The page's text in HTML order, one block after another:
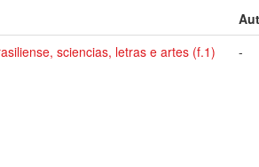
sciencias, letras e artes (f.1) -